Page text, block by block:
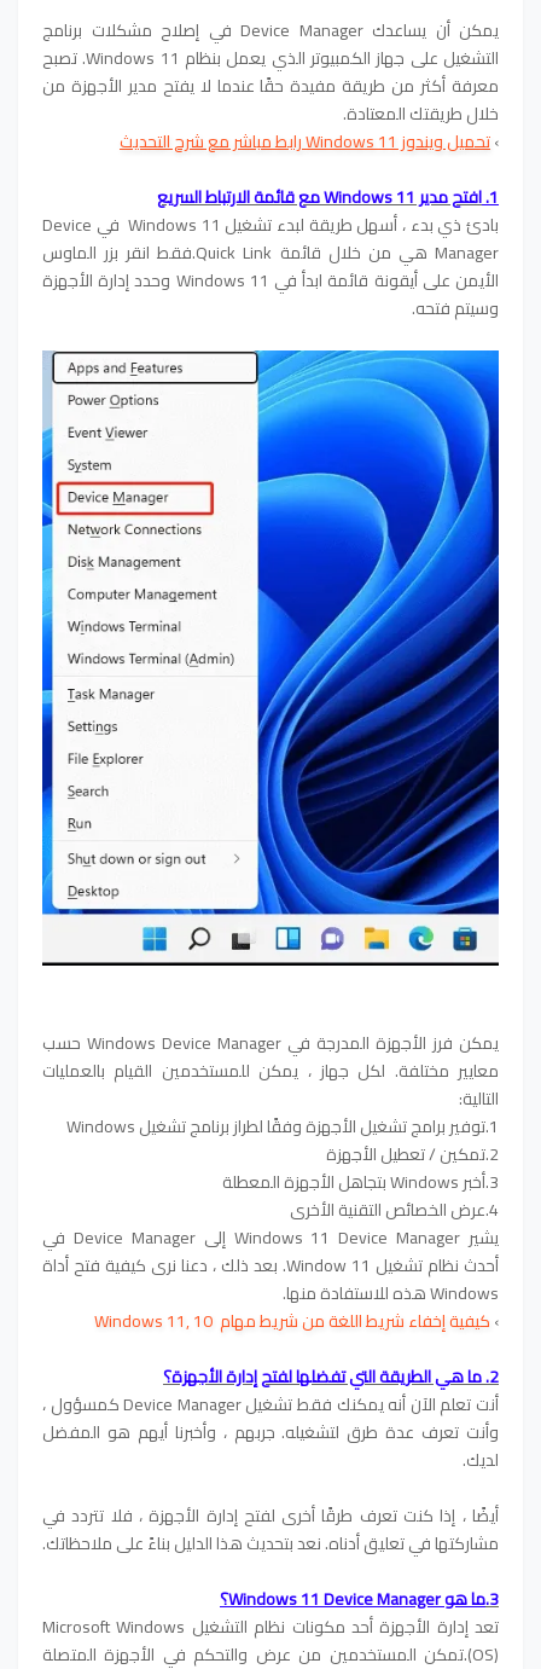
يمكن أن يساعدك Device Manager في إصلاح مشكلات برنامج
التشغيل على جهاز الكمبيوتر الذي يعمل بنظام Windows 11. تصبح
معرفة أكثر من طريقة مفيدة حقًا عندما لا يفتح مدير الأجهزة من
خلال طريقتك المعتادة.
›تحميل ويندوز Windows 11 رابط مباشر مع شرح التحديث
1. افتح مدير Windows 11 مع قائمة الارتباط السريع
بادئ ذي بدء ، أسهل طريقة لبدء تشغيل Windows 11 في Device
Manager هي من خلال قائمة Quick Link.فقط انقر بزر الماوس
الأيمن على أيقونة قائمة ابدأ في Windows 11 وحدد إدارة الأجهزة
وسيتم فتحه.
يمكن فرز الأجهزة المدرجة في Windows Device Manager حسب
معايير مختلفة. لكل جهاز ، يمكن للمستخدمين القيام بالعمليات
التالية:
1.توفير برامج تشغيل الأجهزة وفقًا لطراز برنامج تشغيل Windows
2.تمكين / تعطيل الأجهزة
3.أخبر Windows بتجاهل الأجهزة المعطلة
4.عرض الخصائص التقنية الأخرى
يشير Windows 11 Device Manager إلى Device Manager في
أحدث نظام تشغيل Window 11. بعد ذلك ، دعنا نرى كيفية فتح أداة
Windows هذه للاستفادة منها.
›كيفية إخفاء شريط اللغة من شريط مهام Windows 11, 10
2. ما هي الطريقة التي تفضلها لفتح إدارة الأجهزة؟
أنت تعلم الآن أنه يمكنك فقط تشغيل Device Manager كمسؤول ،
وأنت تعرف عدة طرق لتشغيله. جربهم ، وأخبرنا أيهم هو المفضل
لديك.
أيضًا ، إذا كنت تعرف طرقًا أخرى لفتح إدارة الأجهزة ، فلا تتردد في
مشاركتها في تعليق أدناه. نعد بتحديث هذا الدليل بناءً على ملاحظاتك.
3.ما هو Windows 11 Device Manager؟
تعد إدارة الأجهزة أحد مكونات نظام التشغيل Microsoft Windows
(OS).تمكن المستخدمين من عرض والتحكم في الأجهزة المتصلة